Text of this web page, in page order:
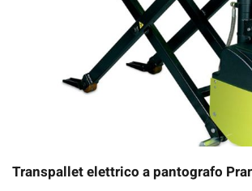
Transpallet elettrico a pantografo